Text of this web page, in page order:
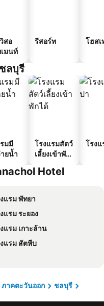
สอ
มนท์
รีสอร์ท โฮสเ
ลบุรี
มมี
ยน้ำ
โรงแรมสัตว์
เลี้ยงเข้าพัก
โรง
Hotel
แรม พัทยา
แรม ระยอง
แรม เกาะล้าน
แรม สัตหีบ
ภาคตะวันออก
ชลบุรี